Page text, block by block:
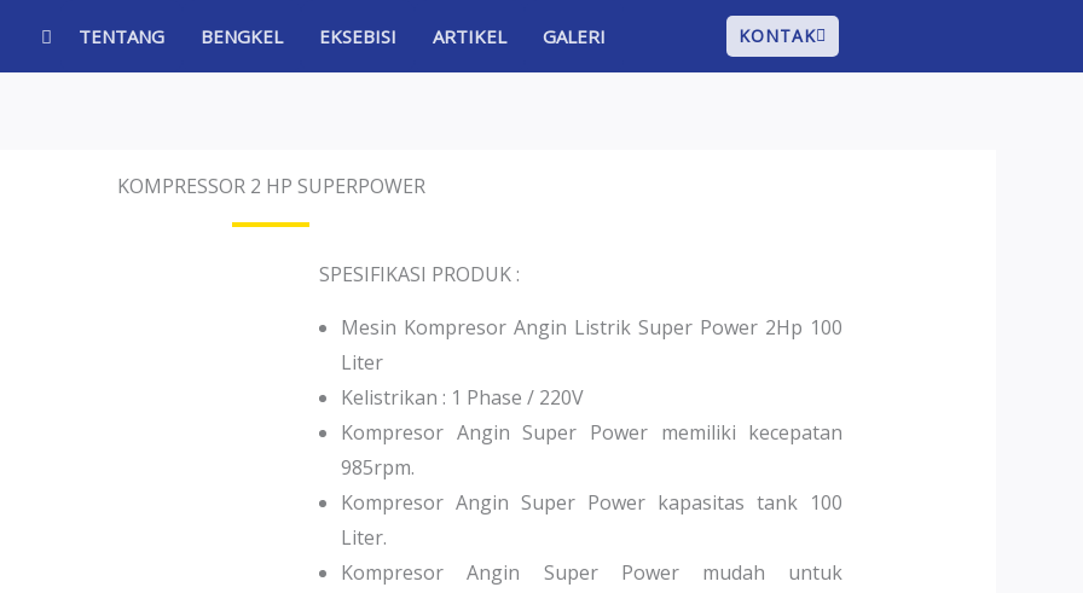
TENTANG BENGKEL EKSEBISI ARTIKEL GALERI KONTAK
KOMPRESSOR 2 HP SUPERPOWER
SPESIFIKASI PRODUK :
Mesin Kompresor Angin Listrik Super Power 2Hp 100
Liter
Kelistrikan : 1 Phase / 220V
Kompresor Angin Super Power memiliki kecepatan
985rpm.
Kompresor Angin Super Power kapasitas tank 100
Liter.
Kompresor Angin Super Power mudah untuk